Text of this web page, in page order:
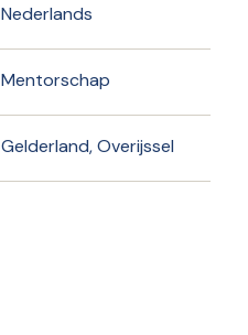
Nederlands
Mentorschap
Gelderland, Overijssel